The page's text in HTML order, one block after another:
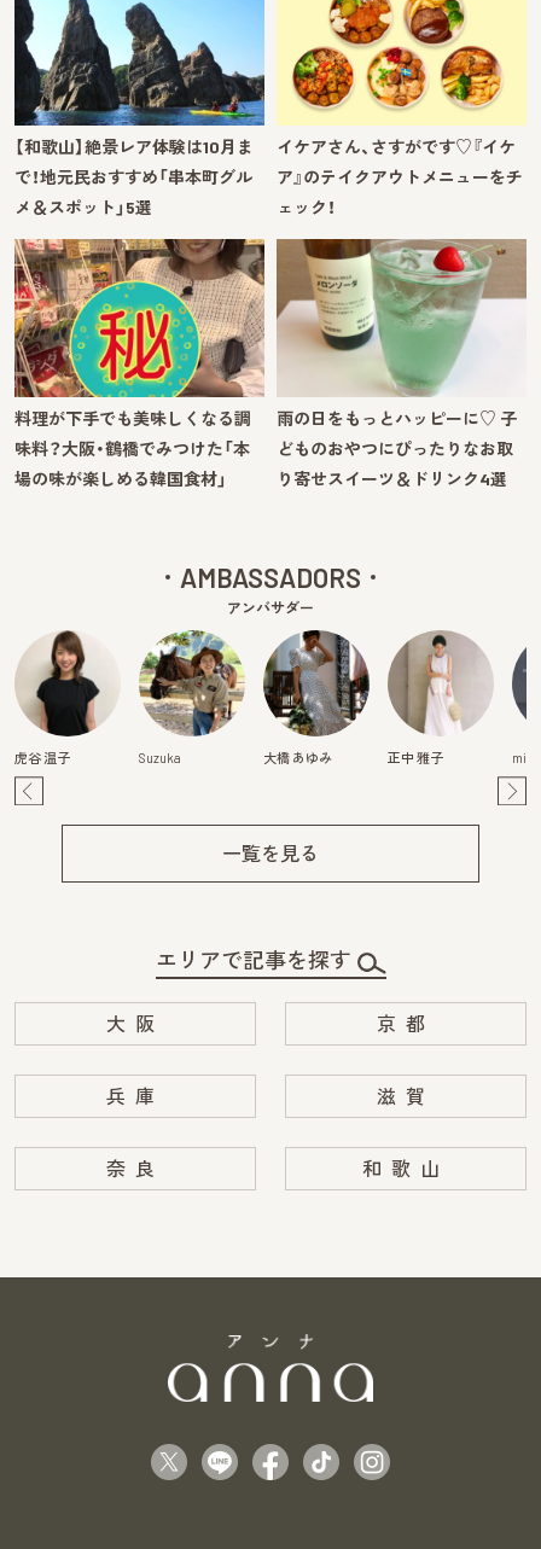
【和歌山】絶景レア体験は10月ま
で！地元民おすすめ「串本町グル
メ＆スポット」5選
イケアさん、さすがです♡『イケ
ア』のテイクアウトメニューをチ
ェック！
料理が下手でも美味しくなる調
味料？大阪・鶴橋でみつけた「本
場の味が楽しめる韓国食材」
雨の日をもっとハッピーに♡ 子
どものおやつにぴったりなお取
り寄せスイーツ＆ドリンク4選
AMBASSADORS
アンバサダー
虎谷 温子 Suzuka 大橋 あゆみ 正中 雅子
一覧を見る
エリアで記事を探す
大阪 京都
兵庫 滋賀
奈良 和歌山